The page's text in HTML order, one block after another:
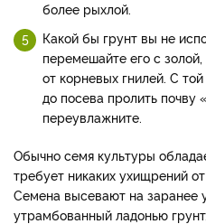
более рыхлой.
Какой бы грунт вы не
перемешайте его с
от корневых гнилей. С
до посева пролить почву
переувлажните.
Обычно семя культуры
требует никаких ухищрений
Семена высевают на заранее
утрамбованный ладонью